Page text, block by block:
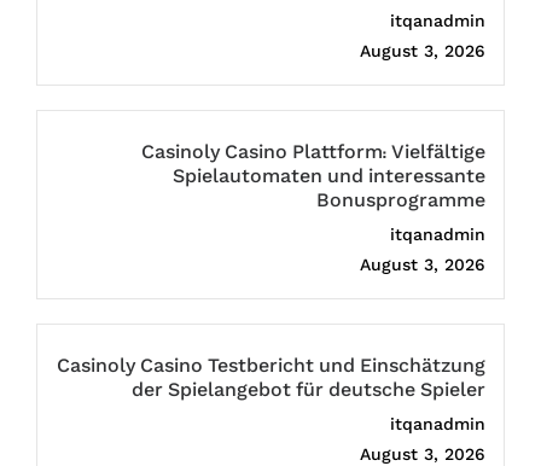
itqanadmin
August 3, 2026
Casinoly Casino Plattform: Vielfältige
Spielautomaten und interessante
Bonusprogramme
itqanadmin
August 3, 2026
Casinoly Casino Testbericht und Einschätzung
der Spielangebot für deutsche Spieler
itqanadmin
August 3, 2026